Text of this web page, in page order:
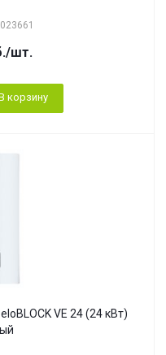
/шт.
корзину
VE 24 (24 кВт)